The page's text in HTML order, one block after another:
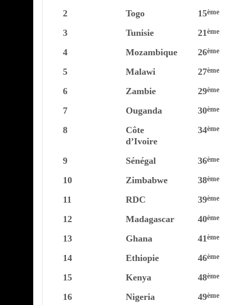
2 Togo 15ème
3 Tunisie 21ème
4 Mozambique 26ème
5 Malawi 27ème
6 Zambie 29ème
7 Ouganda 30ème
8
Côte
d’Ivoire
34ème
9 Sénégal 36ème
10 Zimbabwe 38ème
11 RDC 39ème
12 Madagascar 40ème
13 Ghana 41ème
14 Ethiopie 46ème
15 Kenya 48ème
16 Nigeria 49ème